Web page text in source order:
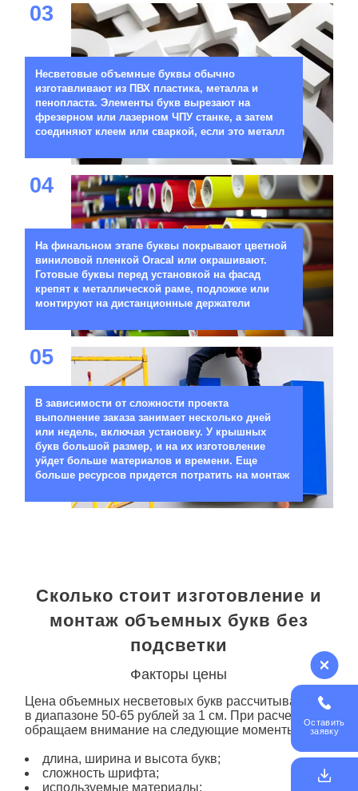
03
Несветовые объемные буквы обычно
изготавливают из ПВХ пластика, металла и
пенопласта. Элементы букв вырезают на
фрезерном или лазерном ЧПУ станке, а затем
соединяют клеем или сваркой, если это металл
04
На финальном этапе буквы покрывают цветной
виниловой пленкой Oracal или окрашивают.
Готовые буквы перед установкой на фасад
крепят к металлической раме, подложке или
монтируют на дистанционные держатели
05
В зависимости от сложности проекта
выполнение заказа занимает несколько дней
или недель, включая установку. У крышных
букв большой размер, и на их изготовление
уйдет больше материалов и времени. Еще
больше ресурсов придется потратить на монтаж
Сколько стоит изготовление и
монтаж объемных букв без
подсветки
Факторы цены
Цена объемных несветовых букв рассчитывается
в диапазоне 50-65 рублей за 1 см. При расчете мы
обращаем внимание на следующие моменты:
длина, ширина и высота букв;
сложность шрифта;
используемые материалы;
Оставить
заявку